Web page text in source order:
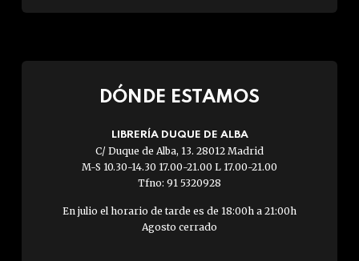
DÓNDE ESTAMOS
LIBRERÍA DUQUE DE ALBA
C/ Duque de Alba, 13. 28012 Madrid
M-S 10.30-14.30 17.00-21.00 L 17.00-21.00
Tfno: 91 5320928
En julio el horario de tarde es de 18:00h a 21:00h
Agosto cerrado